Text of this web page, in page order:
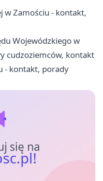
w Zamościu - kontakt,
Wojewódzkiego w
cudzoziemców, kontakt
- kontakt, porady
się na